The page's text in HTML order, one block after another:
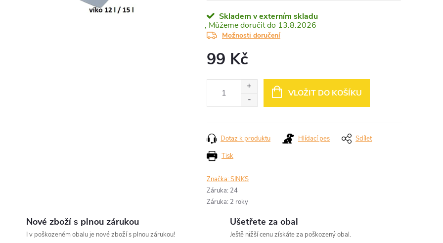
Skladem v externím skladu
13.8.2026
Možnosti doručení
99 Kč
VLOŽIT DO KOŠÍKU
Tisk
Dotaz k produktu Hlídací pes Sdílet
Značka:SINKS
Záruka: 24
Záruka: 2 roky
Nové zboží s plnou zárukou
I v poškozeném obalu je nové zboží s plnou zárukou!
Ušetřete za obal
Ještě nižší cenu získáte za poškozený obal.